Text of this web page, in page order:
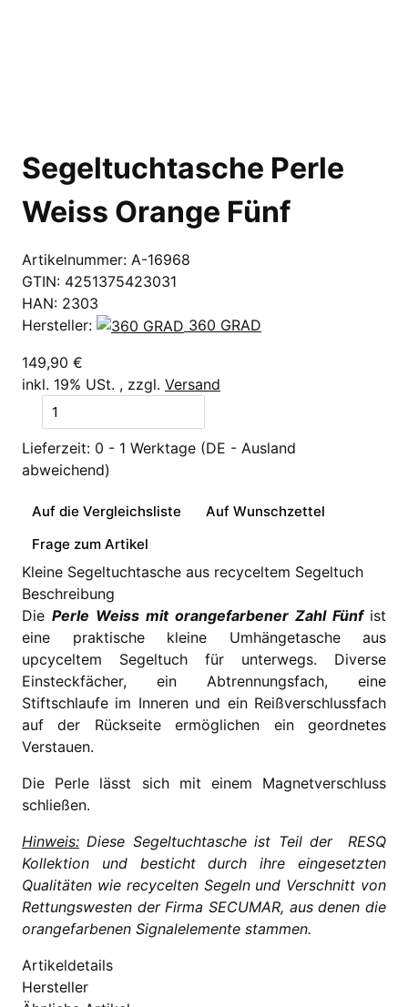
Segeltuchtasche Perle
Weiss Orange Fünf
Artikelnummer: A-16968
GTIN: 4251375423031
HAN: 2303
Hersteller:
360 GRAD
149,90 €
inkl. 19% USt. , zzgl. Versand
Lieferzeit: 0 - 1 Werktage (DE - Ausland
abweichend)
Auf die Vergleichsliste
Auf Wunschzettel
Frage zum Artikel
Kleine Segeltuchtasche aus recyceltem Segeltuch
Beschreibung
Die Perle Weiss mit orangefarbener Zahl Fünf ist
eine praktische kleine Umhängetasche aus
upcyceltem Segeltuch für unterwegs. Diverse
Einsteckfächer, ein Abtrennungsfach, eine
Stiftschlaufe im Inneren und ein Reißverschlussfach
auf der Rückseite ermöglichen ein geordnetes
Verstauen.
Die Perle lässt sich mit einem Magnetverschluss
schließen.
Hinweis: Diese Segeltuchtasche ist Teil der RESQ
Kollektion und besticht durch ihre eingesetzten
Qualitäten wie recycelten Segeln und Verschnitt von
Rettungswesten der Firma SECUMAR, aus denen die
orangefarbenen Signalelemente stammen.
Artikeldetails
Hersteller